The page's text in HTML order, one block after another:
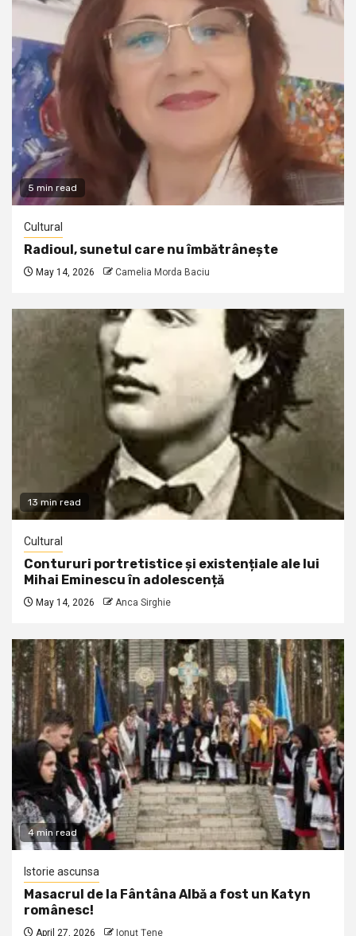
5 min read
Cultural
Radioul, sunetul care nu îmbătrânește
May 14, 2026 Camelia Morda Baciu
13 min read
Cultural
Contururi portretistice și existențiale ale lui
Mihai Eminescu în adolescență
May 14, 2026 Anca Sirghie
4 min read
Istorie ascunsa
Masacrul de la Fântâna Albă a fost un Katyn
românesc!
April 27, 2026 Ionuţ Ţene